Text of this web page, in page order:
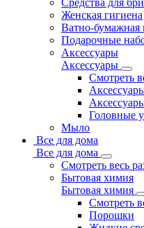
Средства для
Женская гигиена
Ватно-бумажная
Подарочные
Аксессуары
Аксессуары
Смотреть
Головные
Мыло
Все для дома
Все для дома
Смотреть весь
Бытовая химия
Бытовая химия
Смотреть
Порошки